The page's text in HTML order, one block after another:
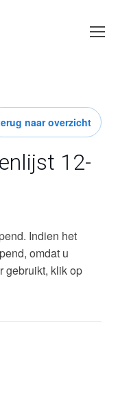
naar overzicht
12-
Indien het
omdat u
gebruikt, klik op